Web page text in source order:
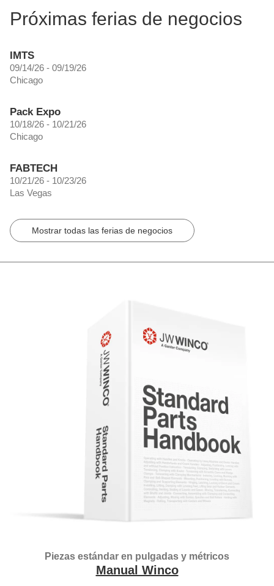
Próximas ferias de negocios
IMTS
09/14/26 - 09/19/26
Chicago
Pack Expo
10/18/26 - 10/21/26
Chicago
FABTECH
10/21/26 - 10/23/26
Las Vegas
Mostrar todas las ferias de negocios
Piezas estándar en pulgadas y métricos
Manual Winco